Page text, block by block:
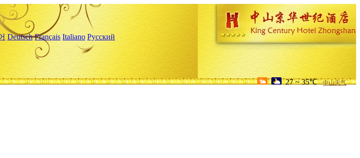
Deutsch Français Italiano Русский
27 ~ 35℃ 中山天气